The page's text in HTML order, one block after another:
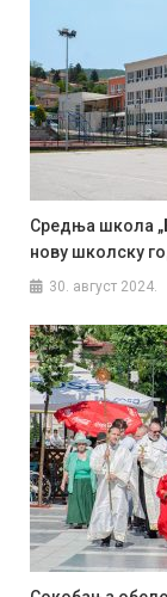
Средња школа
нову школску
30. август 2024.